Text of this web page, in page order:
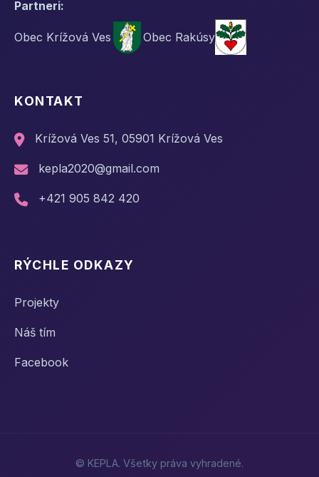
Partneri:
Obec Krížová Ves Obec Rakúsy
KONTAKT
Krížová Ves 51, 05901 Krížová Ves
kepla2020@gmail.com
+421 905 842 420
RÝCHLE ODKAZY
Projekty
Náš tím
Facebook
© KEPLA. Všetky práva vyhradené.